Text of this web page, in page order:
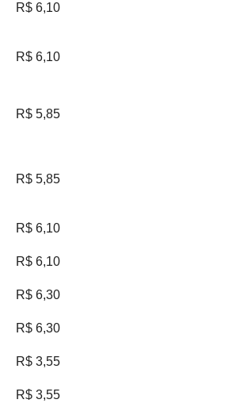
R$ 6,10
R$ 6,10
R$ 5,85
R$ 5,85
R$ 6,10
R$ 6,10
R$ 6,30
R$ 6,30
R$ 3,55
R$ 3,55